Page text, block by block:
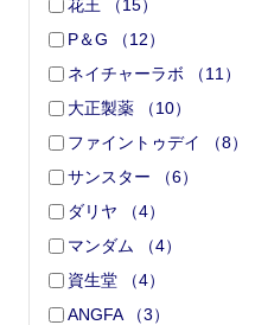
花王
（15）
P＆G
（12）
ネイチャーラボ
（11 ）
大正製薬
（10）
ファイントゥデイ
（8）
サンスター
（6）
ダリヤ
（4）
マンダム
（4）
資生堂
（4）
ANGFA
（3）